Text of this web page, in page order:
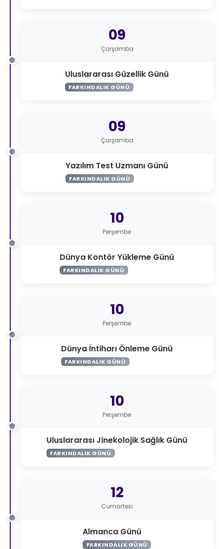
09
Çarşamba
Uluslararası Güzellik Günü
FARKINDALIK GÜNÜ
09
Çarşamba
Yazılım Test Uzmanı Günü
FARKINDALIK GÜNÜ
10
Perşembe
Dünya Kontör Yükleme Günü
FARKINDALIK GÜNÜ
10
Perşembe
Dünya İntiharı Önleme Günü
FARKINDALIK GÜNÜ
10
Perşembe
Uluslararası Jinekolojik Sağlık Günü
FARKINDALIK GÜNÜ
12
Cumartesi
Almanca Günü
FARKINDALIK GÜNÜ